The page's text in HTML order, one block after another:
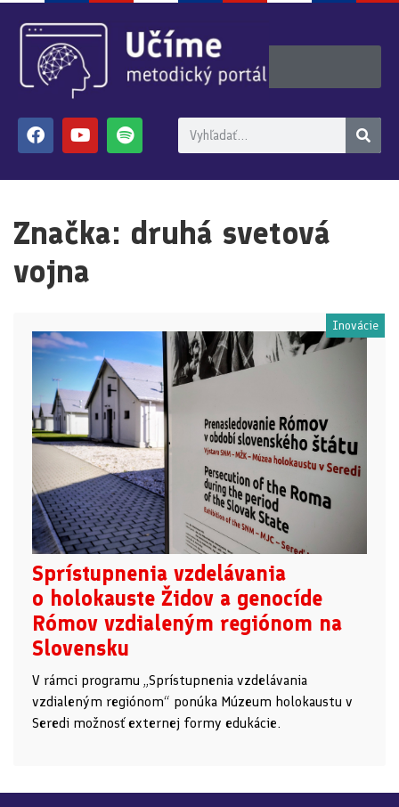
Značka: druhá svetová
vojna
Inovácie
Sprístupnenia vzdelávania
o holokauste Židov a genocíde
Rómov vzdialeným regiónom na
Slovensku
V rámci programu „Sprístupnenia vzdelávania
vzdialeným regiónom“ ponúka Múzeum holokaustu v
Seredi možnosť externej formy edukácie.